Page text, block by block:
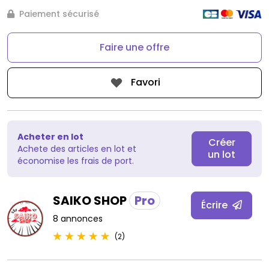
Paiement sécurisé
Faire une offre
Favori
Acheter en lot
Achete des articles en lot et
économise les frais de port.
Créer
un lot
SAIKO SHOP Pro
8 annonces
(2)
Écrire